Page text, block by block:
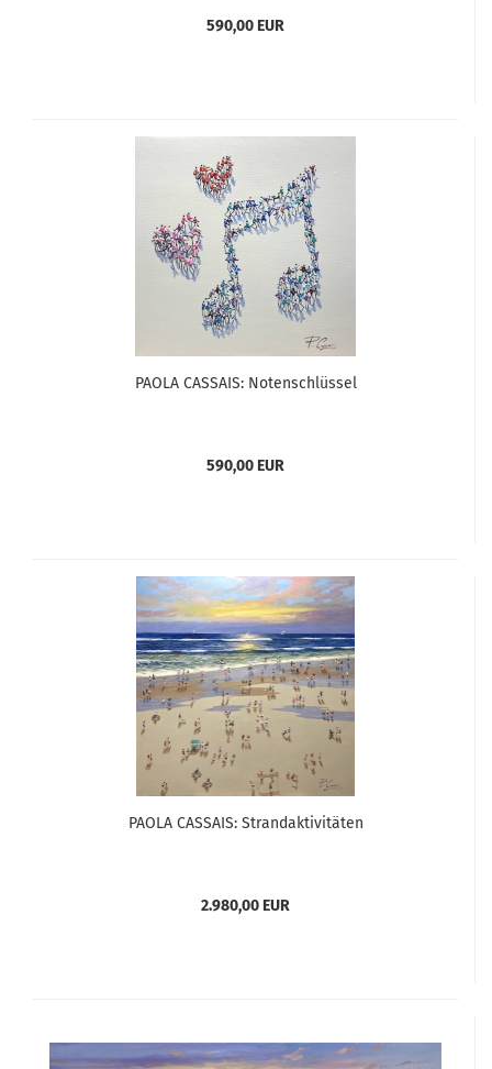
590,00 EUR
PAOLA CASSAIS: Notenschlüssel
590,00 EUR
PAOLA CASSAIS: Strandaktivitäten
2.980,00 EUR